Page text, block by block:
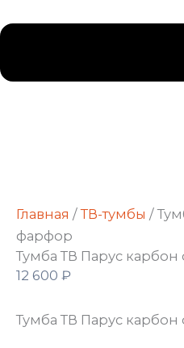
Главная /ТВ-тумбы /
фарфор
Тумба ТВ Парус
12 600 ₽
Тумба ТВ Парус